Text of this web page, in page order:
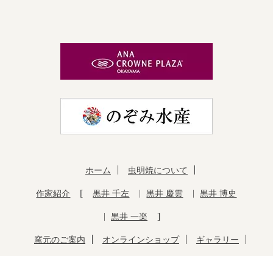
ホーム 虫明焼について
作家紹介 黒井 千左 黒井 慶雲 黒井 博史
黒井 一楽
窯元のご案内 オンラインショップ ギャラリー